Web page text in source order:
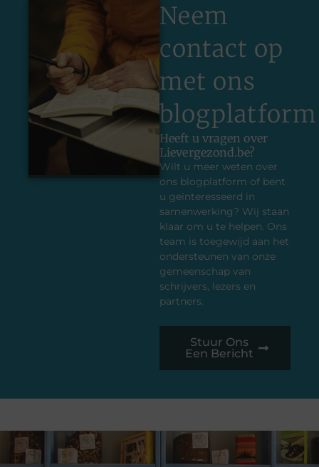
Neem
contact op
met ons
blogplatform
Heeft u vragen over
Lievergezond.be?
Wilt u meer weten over
ons blogplatform of bent
u geïnteresseerd in
samenwerking? Wij staan
klaar om u te helpen. Ons
team is toegewijd aan het
ondersteunen van onze
gemeenschap van
schrijvers, lezers en
partners.
Stuur Ons
Een Bericht